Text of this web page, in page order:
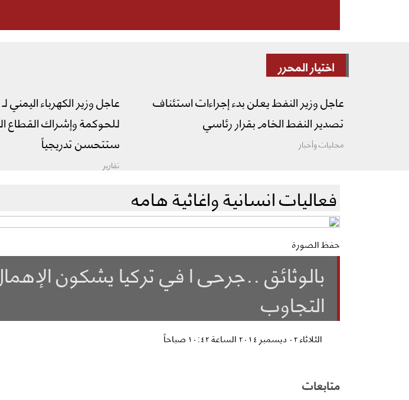
اختيار المحرر
عاجل وزير النفط يعلن بدء إجراءات استئناف
تصدير النفط الخام بقرار رئاسي
محليات وأخبار
عاجل وزير الكهرباء
للحوكمة وإشراك القطاع
ستتحسن تدريجياً
تقارير
فعاليات انسانية واغاثية هامه
حفظ الصورة
بالوثائق ..جرحى ا في تركيا يشكون
التجاوب
الثلاثاء ٠٢ ديسمبر ٢٠١٤ الساعة ١٠:٤٢ صباحاً
متابعات